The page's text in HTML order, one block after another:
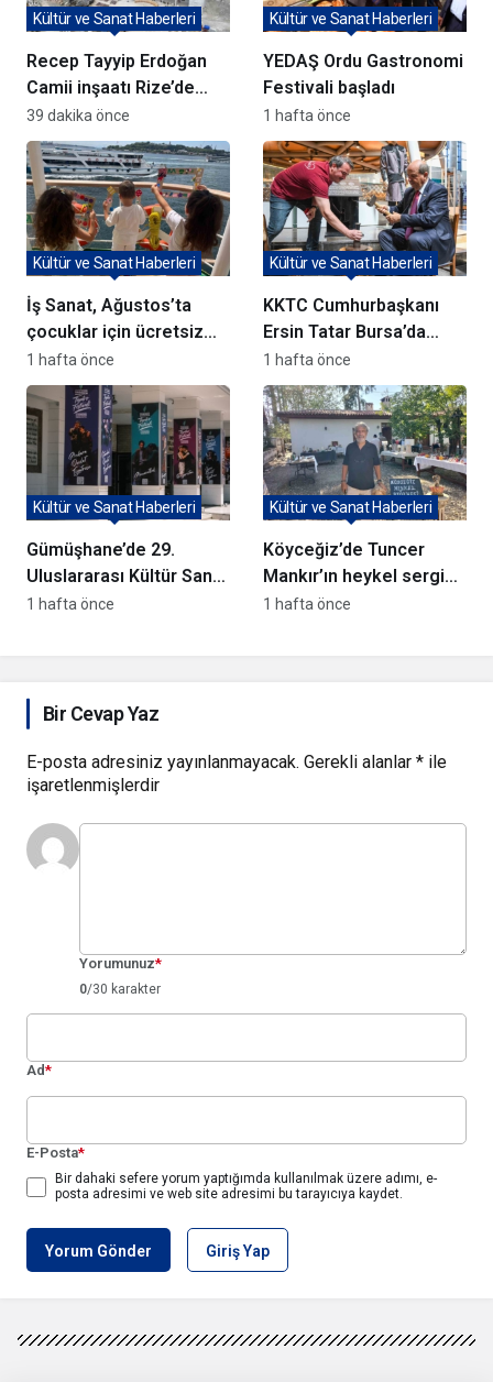
Recep Tayyip Erdoğan
Camii inşaatı Rize’de
hızla ilerliyor
Kültür ve Sanat Haberleri
39 dakika önce
YEDAŞ Ordu Gastronomi
Festivali başladı
Kültür ve Sanat Haberleri
1 hafta önce
İş Sanat, Ağustos’ta
çocuklar için ücretsiz
atölyeler düzenliyor
Kültür ve Sanat Haberleri
1 hafta önce
KKTC Cumhurbaşkanı
Ersin Tatar Bursa’da
Panorama 1326
Müzesi’ni Ziyaret Etti
Kültür ve Sanat Haberleri
1 hafta önce
Gümüşhane’de 29.
Uluslararası Kültür Sanat
Tanıtım Günleri başladı
Kültür ve Sanat Haberleri
1 hafta önce
Köyceğiz’de Tuncer
Mankır’ın heykel sergisi
açıldı
Kültür ve Sanat Haberleri
1 hafta önce
Bir Cevap Yaz
E-posta adresiniz yayınlanmayacak. Gerekli alanlar * ile
işaretlenmişlerdir
Yorumunuz*
0/30 karakter
Ad*
E-Posta*
Bir dahaki sefere yorum yaptığımda kullanılmak üzere adımı, e-
posta adresimi ve web site adresimi bu tarayıcıya kaydet.
Yorum Gönder Giriş Yap